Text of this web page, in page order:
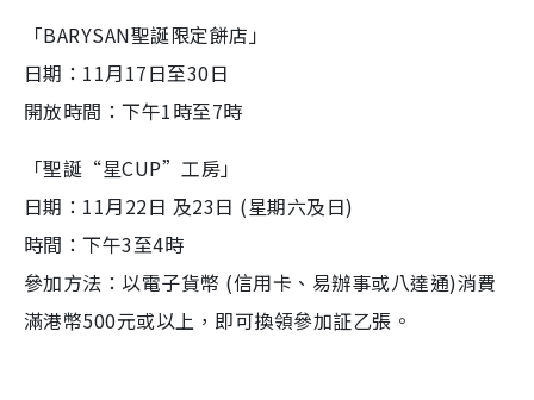
「BARYSAN聖誕限定餅店」
日期：11月17日至30日
開放時間：下午1時至7時
「聖誕“星CUP”工房」
日期：11月22日 及23日 (星期六及日)
時間：下午3至4時
參加方法：以電子貨幣 (信用卡、易辦事或八達通)消費
滿港幣500元或以上，即可換領參加証乙張。